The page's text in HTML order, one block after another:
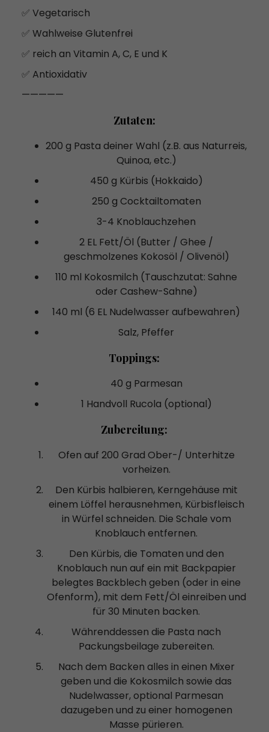
✅ Vegetarisch
✅ Wahlweise Glutenfrei
✅ reich an Vitamin A, C, E und K
✅ Antioxidativ
—————
Zutaten:
200 g Pasta deiner Wahl (z.B. aus Naturreis,
Quinoa, etc.)
450 g Kürbis (Hokkaido)
250 g Cocktailtomaten
3-4 Knoblauchzehen
2 EL Fett/Öl (Butter / Ghee /
geschmolzenes Kokosöl / Olivenöl)
110 ml Kokosmilch (Tauschzutat: Sahne
oder Cashew-Sahne)
140 ml (6 EL Nudelwasser aufbewahren)
Salz, Pfeffer
Toppings:
40 g Parmesan
1 Handvoll Rucola (optional)
Zubereitung:
Ofen auf 200 Grad Ober-/ Unterhitze
vorheizen.
Den Kürbis halbieren, Kerngehäuse mit
einem Löffel herausnehmen, Kürbisfleisch
in Würfel schneiden. Die Schale vom
Knoblauch entfernen.
Den Kürbis, die Tomaten und den
Knoblauch nun auf ein mit Backpapier
belegtes Backblech geben (oder in eine
Ofenform), mit dem Fett/Öl einreiben und
für 30 Minuten backen.
Währenddessen die Pasta nach
Packungsbeilage zubereiten.
Nach dem Backen alles in einen Mixer
geben und die Kokosmilch sowie das
Nudelwasser, optional Parmesan
dazugeben und zu einer homogenen
Masse pürieren.